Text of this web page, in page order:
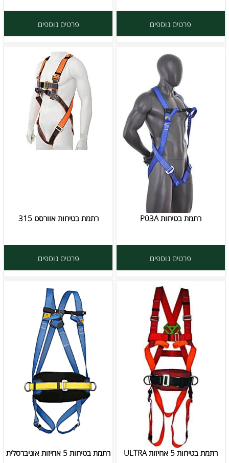
פרטים נוספים פרטים נוספים
רתמת בטיחות P03A
פרטים נוספים
רתמת בטיחות אוורסט 315
פרטים נוספים
רתמת בטיחות 5 אחיזות ULTRA רתמת בטיחות 5 אחיזות אוניברסלית